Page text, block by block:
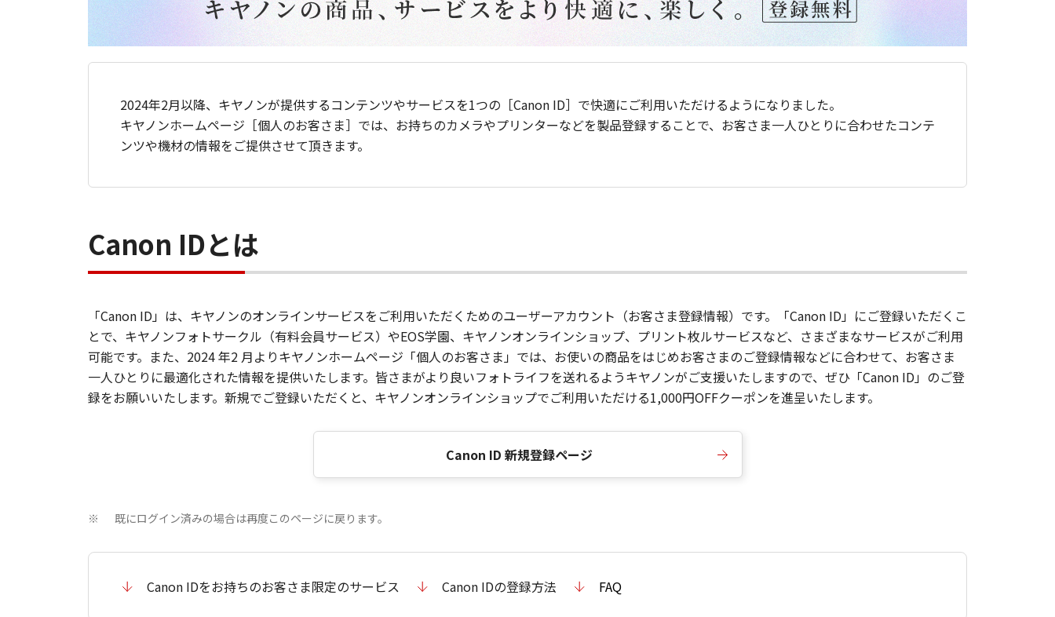
2024年2月以降、キヤノンが提供するコンテンツやサービスを1つの［Canon ID］で快適にご利用いただけるようになりました。
キヤノンホームページ［個人のお客さま］では、お持ちのカメラやプリンターなどを製品登録することで、お客さま一人ひとりに合わせたコンテ
ンツや機材の情報をご提供させて頂きます。
Canon IDとは
「Canon ID」は、キヤノンのオンラインサービスをご利用いただくためのユーザーアカウント（お客さま登録情報）です。「Canon ID」にご登録いただくこ
とで、キヤノンフォトサークル（有料会員サービス）やEOS学園、キヤノンオンラインショップ、プリント枚ルサービスなど、さまざまなサービスがご利用
可能です。また、2024 年2 月よりキヤノンホームページ「個人のお客さま」では、お使いの商品をはじめお客さまのご登録情報などに合わせて、お客さま
一人ひとりに最適化された情報を提供いたします。皆さまがより良いフォトライフを送れるようキヤノンがご支援いたしますので、ぜひ「Canon ID」のご登
録をお願いいたします。新規でご登録いただくと、キヤノンオンラインショップでご利用いただける1,000円OFFクーポンを進呈いたします。
Canon ID 新規登録ページ
※ 既にログイン済みの場合は再度このページに戻ります。
Canon IDをお持ちのお客さま限定のサービス Canon IDの登録方法 FAQ